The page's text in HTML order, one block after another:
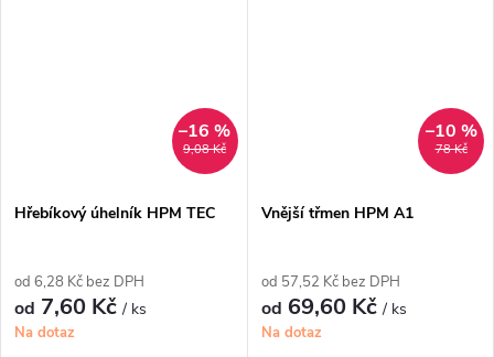
9,08 Kč
–16 %
Hřebíkový úhelník HPM TEC
od 6,28 Kč bez DPH
od 7,60 Kč/ ks
Na dotaz
78 Kč
–10 %
Vnější třmen HPM A1
od 57,52 Kč bez DPH
od 69,60 Kč/ ks
Na dotaz